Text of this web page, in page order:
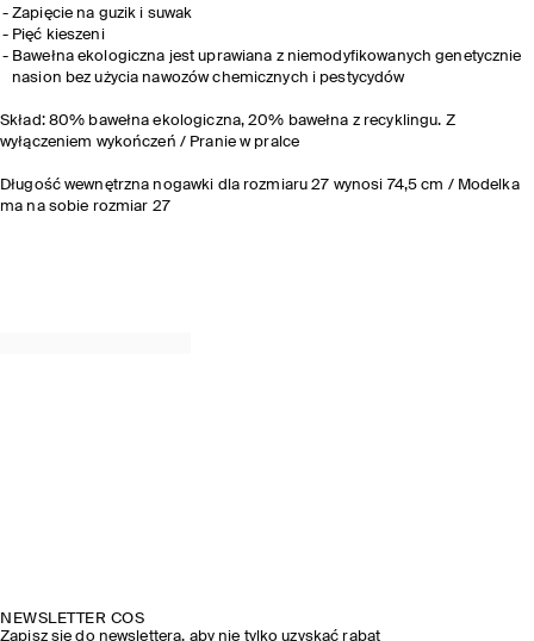
Zapięcie na guzik i suwak
Pięć kieszeni
Bawełna ekologiczna jest uprawiana z niemodyfikowanych genetycznie
nasion bez użycia nawozów chemicznych i pestycydów
Skład: 80% bawełna ekologiczna, 20% bawełna z recyklingu. Z
wyłączeniem wykończeń / Pranie w pralce
Długość wewnętrzna nogawki dla rozmiaru 27 wynosi 74,5 cm / Modelka
ma na sobie rozmiar 27
NEWSLETTER COS
Zapisz się do newslettera, aby nie tylko uzyskać rabat